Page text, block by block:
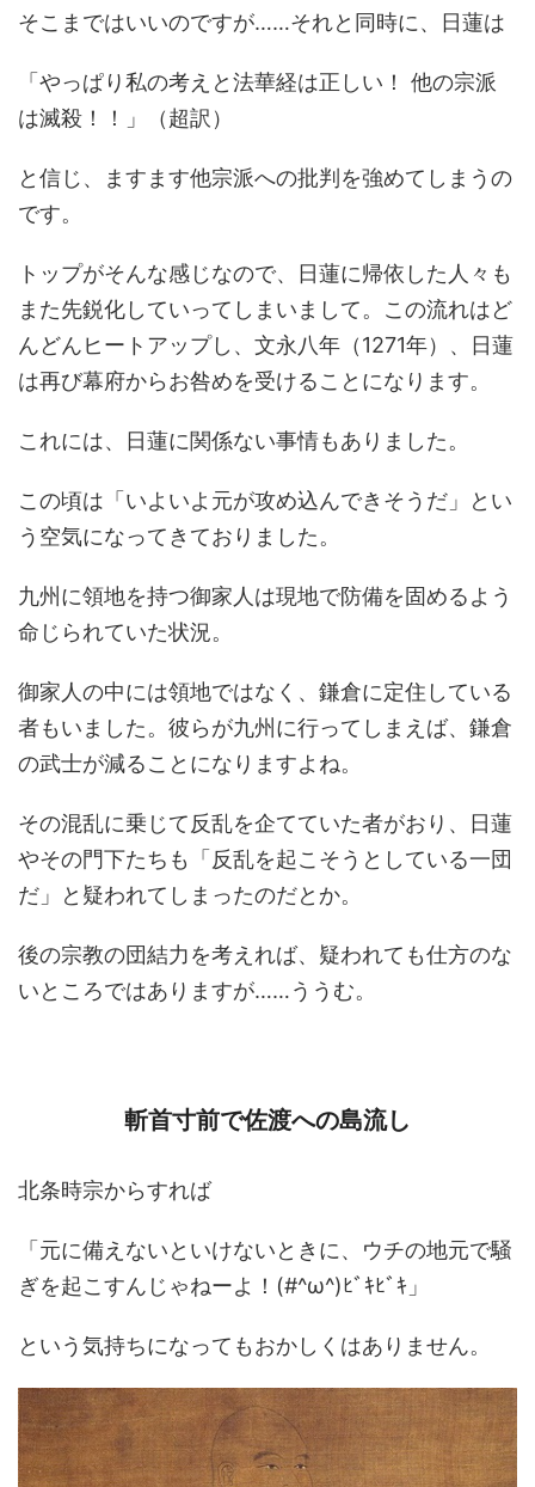
そこまではいいのですが……それと同時に、日蓮は
「やっぱり私の考えと法華経は正しい！ 他の宗派
は滅殺！！」（超訳）
と信じ、ますます他宗派への批判を強めてしまうの
です。
トップがそんな感じなので、日蓮に帰依した人々も
また先鋭化していってしまいまして。この流れはど
んどんヒートアップし、文永八年（1271年）、日蓮
は再び幕府からお咎めを受けることになります。
これには、日蓮に関係ない事情もありました。
この頃は「いよいよ元が攻め込んできそうだ」とい
う空気になってきておりました。
九州に領地を持つ御家人は現地で防備を固めるよう
命じられていた状況。
御家人の中には領地ではなく、鎌倉に定住している
者もいました。彼らが九州に行ってしまえば、鎌倉
の武士が減ることになりますよね。
その混乱に乗じて反乱を企てていた者がおり、日蓮
やその門下たちも「反乱を起こそうとしている一団
だ」と疑われてしまったのだとか。
後の宗教の団結力を考えれば、疑われても仕方のな
いところではありますが……ううむ。
斬首寸前で佐渡への島流し
北条時宗からすれば
「元に備えないといけないときに、ウチの地元で騒
ぎを起こすんじゃねーよ！(#^ω^)ﾋﾞｷﾋﾞｷ」
という気持ちになってもおかしくはありません。